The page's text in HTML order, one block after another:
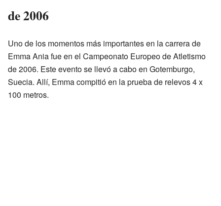
de 2006
Uno de los momentos más importantes en la carrera de
Emma Ania fue en el Campeonato Europeo de Atletismo
de 2006. Este evento se llevó a cabo en Gotemburgo,
Suecia. Allí, Emma compitió en la prueba de relevos 4 x
100 metros.